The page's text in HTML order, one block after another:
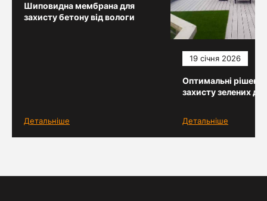
Шиповидна мембрана для
захисту бетону від вологи
Детальніше
19 січня 2026
Оптимальні
захисту зелених
Детальніше